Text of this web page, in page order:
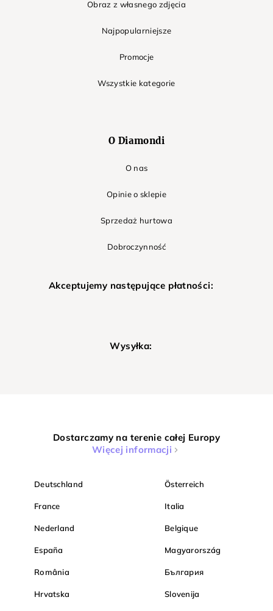
Obraz z własnego zdjęcia
Najpopularniejsze
Promocje
Wszystkie kategorie
O Diamondi
O nas
Opinie o sklepie
Sprzedaż hurtowa
Dobroczynność
Akceptujemy następujące płatności:
Wysyłka:
Dostarczamy na terenie całej Europy
Więcej informacji
Deutschland Österreich
France Italia
Nederland Belgique
España Magyarország
România България
Hrvatska Slovenija